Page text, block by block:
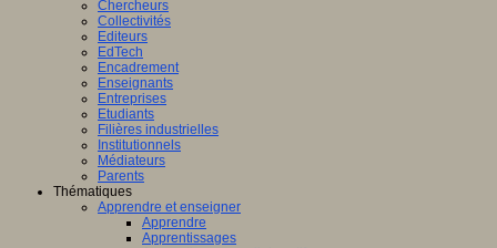
Chercheurs
Collectivités
Editeurs
EdTech
Encadrement
Enseignants
Entreprises
Etudiants
Filières industrielles
Institutionnels
Médiateurs
Parents
Thématiques
Apprendre et enseigner
Apprendre
Apprentissages